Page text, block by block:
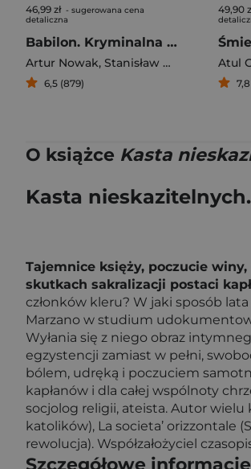
46,99 zł - sugerowana cena
detaliczna
Babilon. Kryminalna historia kościoła
Artur Nowak, Stanisław Obirek
6,5 (879)
49,90
Atul
O książce Kasta
Kasta
Tajemnice księży, poczucie
skutkach sakralizacji postaci
członków kleru? W jaki sposób
Marzano w studium
Wyłania się z niego obraz
egzystencji zamiast w pełni,
bólem, udręką i poczuciem
kapłanów i dla całej wspólnoty
socjolog religii, ateista. Autor
katolików), La societa’ orizzontale
rewolucja). Współzałożyciel
Szczegółowe